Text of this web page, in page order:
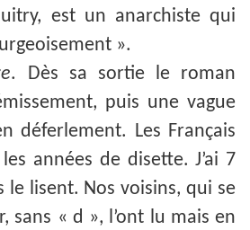
est un anarchiste qui
».
. Dès sa sortie le roman
puis une vague
déferlement. Les Français
années de disette. J’ai 7
le lisent. Nos voisins, qui se
sans « d », l’ont lu mais en